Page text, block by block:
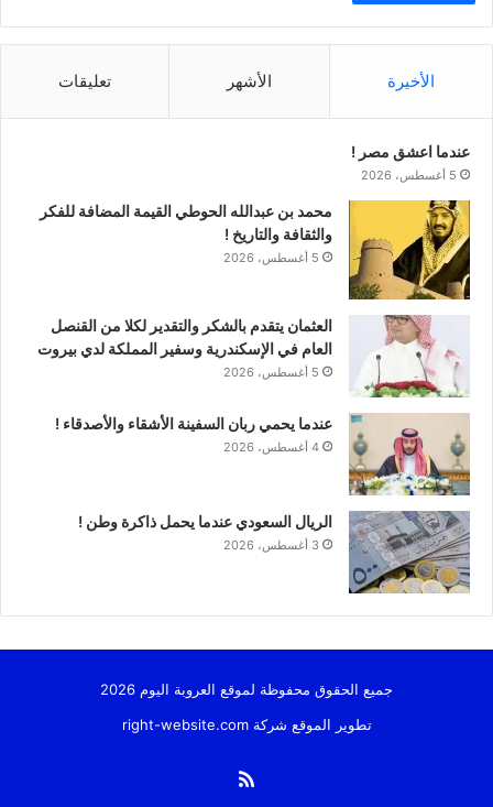
الأخيرة الأشهر تعليقات
عندما اعشق مصر !
5 أغسطس، 2026
محمد بن عبدالله الحوطي القيمة المضافة للفكر
والثقافة والتاريخ !
5 أغسطس، 2026
العثمان يتقدم بالشكر والتقدير لكلا من القنصل
العام في الإسكندرية وسفير المملكة لدي بيروت
5 أغسطس، 2026
عندما يحمي ربان السفينة الأشقاء والأصدقاء !
4 أغسطس، 2026
الريال السعودي عندما يحمل ذاكرة وطن !
3 أغسطس، 2026
جميع الحقوق محفوظة لموقع العروبة اليوم 2026
تطوير الموقع شركةright-website.com
ملخص